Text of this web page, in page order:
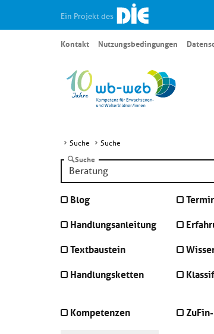
Ein Projekt des
Kontakt Nutzungsbedingungen
Suche Suche
Suche
Blog
Handlungsanleitung
Textbaustein
Handlungsketten
Kompetenzen